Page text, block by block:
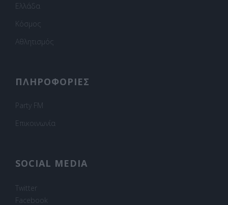
Ελλάδα
Κόσμος
Αθλητισμός
ΠΛΗΡΟΦΟΡΙΕΣ
Party FM
Επικοινωνία
SOCIAL MEDIA
Twitter
Facebook